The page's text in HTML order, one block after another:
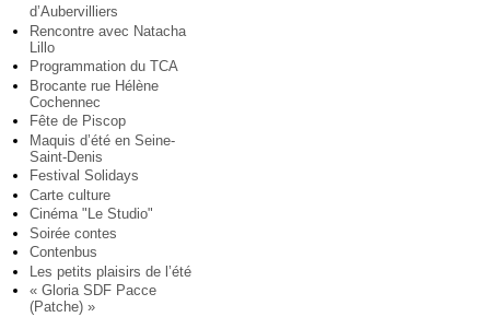
d’Aubervilliers
Rencontre avec Natacha
Lillo
Programmation du TCA
Brocante rue Hélène
Cochennec
Fête de Piscop
Maquis d’été en Seine-
Saint-Denis
Festival Solidays
Carte culture
Cinéma "Le Studio"
Soirée contes
Contenbus
Les petits plaisirs de l’été
« Gloria SDF Pacce
(Patche) »